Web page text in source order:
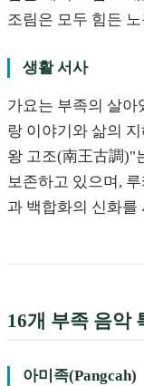
조림은 모두 힘든
생활 서사
가요는 부족의 살아
랑 이야기와 삶의
왕 고조(南王古調)"
보존하고 있으며,
과 백합화의 신화를
16개 부족 음악
아미족(Pangcah)